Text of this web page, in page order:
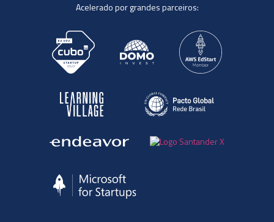
Acelerado por grandes parceiros: